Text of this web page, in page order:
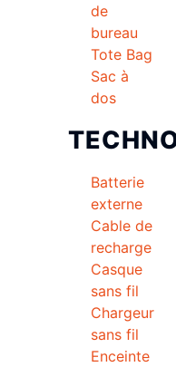
de
bureau
Tote Bag
Sac à
dos
Batterie
externe
Cable de
recharge
Casque
sans fil
Chargeur
sans fil
Enceinte